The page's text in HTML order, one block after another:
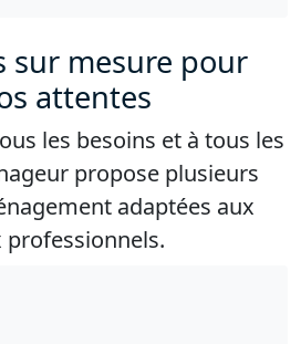
sur mesure pour
attentes
les besoins et à tous les
propose plusieurs
adaptées aux